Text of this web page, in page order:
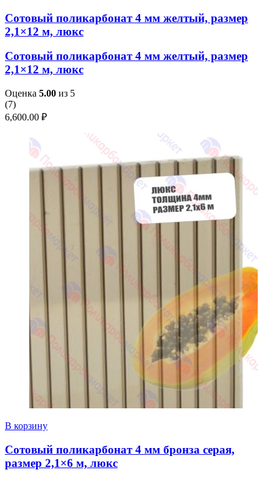
Сотовый поликарбонат 4 мм желтый, размер
2,1×12 м, люкс
Сотовый поликарбонат 4 мм желтый, размер
2,1×12 м, люкс
Оценка 5.00 из 5
(7)
6,600.00 ₽
В корзину
Сотовый поликарбонат 4 мм бронза серая,
размер 2,1×6 м, люкс